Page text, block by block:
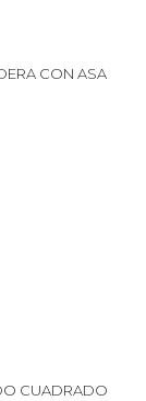
CON ASA
CUADRADO